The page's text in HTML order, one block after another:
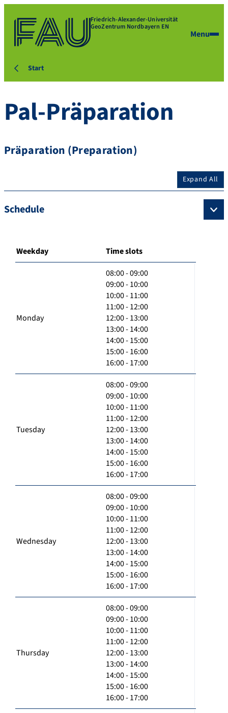
Friedrich-Alexander-Universität
GeoZentrum Nordbayern EN
Menu
Start
Pal-Präparation
Präparation (Preparation)
Expand All
Schedule
Weekday Time slots
Monday
08:00 - 09:00
09:00 - 10:00
10:00 - 11:00
11:00 - 12:00
12:00 - 13:00
13:00 - 14:00
14:00 - 15:00
15:00 - 16:00
16:00 - 17:00
Tuesday
08:00 - 09:00
09:00 - 10:00
10:00 - 11:00
11:00 - 12:00
12:00 - 13:00
13:00 - 14:00
14:00 - 15:00
15:00 - 16:00
16:00 - 17:00
Wednesday
08:00 - 09:00
09:00 - 10:00
10:00 - 11:00
11:00 - 12:00
12:00 - 13:00
13:00 - 14:00
14:00 - 15:00
15:00 - 16:00
16:00 - 17:00
Thursday
08:00 - 09:00
09:00 - 10:00
10:00 - 11:00
11:00 - 12:00
12:00 - 13:00
13:00 - 14:00
14:00 - 15:00
15:00 - 16:00
16:00 - 17:00